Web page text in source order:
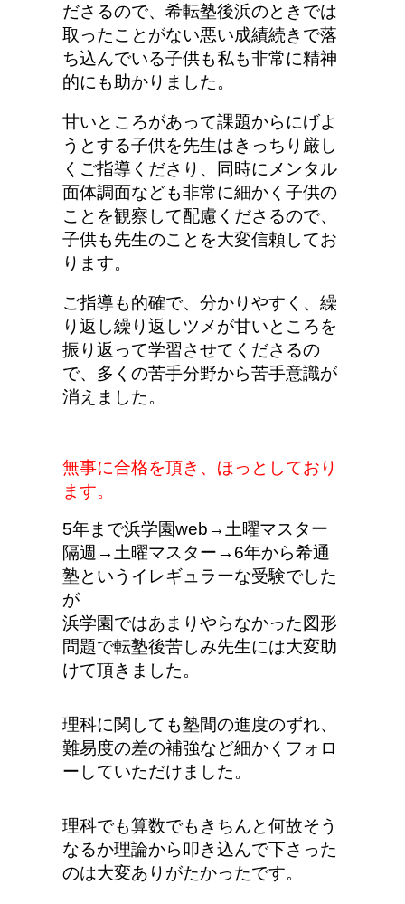
ださるので、希転塾後浜のときでは
取ったことがない悪い成績続きで落
ち込んでいる子供も私も非常に精神
的にも助かりました。
甘いところがあって課題からにげよ
うとする子供を先生はきっちり厳し
くご指導くださり、同時にメンタル
面体調面なども非常に細かく子供の
ことを観察して配慮くださるので、
子供も先生のことを大変信頼してお
ります。
ご指導も的確で、分かりやすく、繰
り返し繰り返しツメが甘いところを
振り返って学習させてくださるの
で、多くの苦手分野から苦手意識が
消えました。
無事に合格を頂き、ほっとしており
ます。
5年まで浜学園web→土曜マスター
隔週→土曜マスター→6年から希通
塾というイレギュラーな受験でした
が
浜学園ではあまりやらなかった図形
問題で転塾後苦しみ先生には大変助
けて頂きました。
理科に関しても塾間の進度のずれ、
難易度の差の補強など細かくフォロ
ーしていただけました。
理科でも算数でもきちんと何故そう
なるか理論から叩き込んで下さった
のは大変ありがたかったです。